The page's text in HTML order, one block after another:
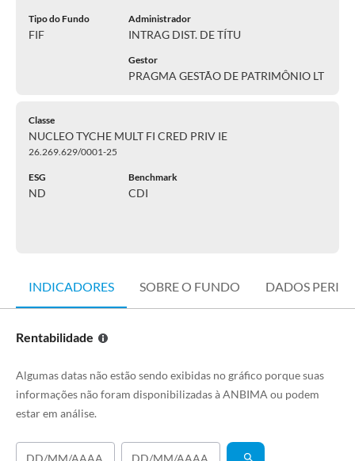
Tipo do Fundo
FIF
Administrador
INTRAG DIST. DE TÍTU
Gestor
PRAGMA GESTÃO DE PATRIMÔNIO LT
Classe
NUCLEO TYCHE MULT FI CRED PRIV IE
26.269.629/0001-25
ESG
ND
Benchmark
CDI
INDICADORES SOBRE O FUNDO DADOS
Rentabilidade
Algumas datas não estão sendo exibidas no gráfico porque suas
informações não foram disponibilizadas à ANBIMA ou podem
estar em análise.